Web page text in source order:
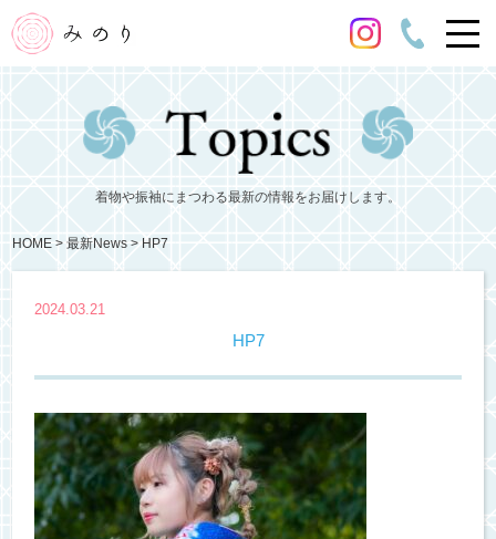
着物や振袖にまつわる最新の情報をお届けします。
HOME 最新News HP7
2024.03.21
HP7